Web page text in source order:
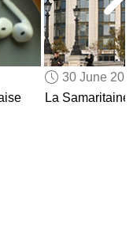
30 June
La Samaritaine